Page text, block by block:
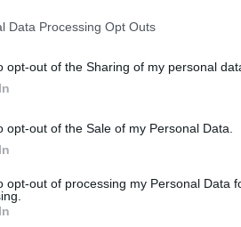
Data Processing Opt Outs
opt-out of the Sharing of my personal
opt-out of the Sale of my Personal Data.
opt-out of processing my Personal Data
εργάζονταν με συμβάσεις
για τις δεκάδες